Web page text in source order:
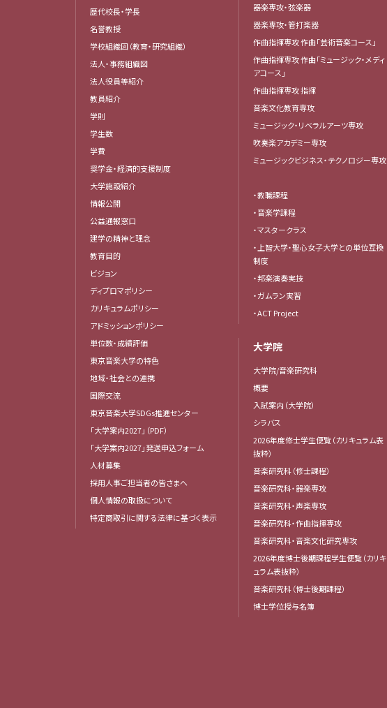
歴代校長・学長
名誉教授
学校組織図（教育・研究組織）
法人・事務組織図
法人役員等紹介
教員紹介
学則
学生数
学費
奨学金・経済的支援制度
大学施設紹介
情報公開
公益通報窓口
建学の精神と理念
教育目的
ビジョン
ディプロマポリシー
カリキュラムポリシー
アドミッションポリシー
単位数・成績評価
東京音楽大学の特色
地域・社会との連携
国際交流
東京音楽大学SDGs推進センター
「大学案内2027」（PDF）
「大学案内2027」発送申込フォーム
人材募集
採用人事ご担当者の皆さまへ
個人情報の取扱について
特定商取引に関する法律に基づく表示
器楽専攻・弦楽器
器楽専攻・管打楽器
作曲指揮専攻 作曲「芸術音楽コース」
作曲指揮専攻 作曲「ミュージック・メディ
アコース」
作曲指揮専攻 指揮
音楽文化教育専攻
ミュージック・リベラルアーツ専攻
吹奏楽アカデミー専攻
ミュージックビジネス・テクノロジー専攻
・教職課程
・音楽学課程
・マスタークラス
・上智大学・聖心女子大学との単位互換
制度
・邦楽演奏実技
・ガムラン実習
・ACT Project
大学院
大学院/音楽研究科
概要
入試案内（大学院）
シラバス
2026年度修士学生便覧（カリキュラム表
抜粋）
音楽研究科（修士課程）
音楽研究科・器楽専攻
音楽研究科・声楽専攻
音楽研究科・作曲指揮専攻
音楽研究科・音楽文化研究専攻
2026年度博士後期課程学生便覧（カリキ
ュラム表抜粋）
音楽研究科（博士後期課程）
博士学位授与名簿